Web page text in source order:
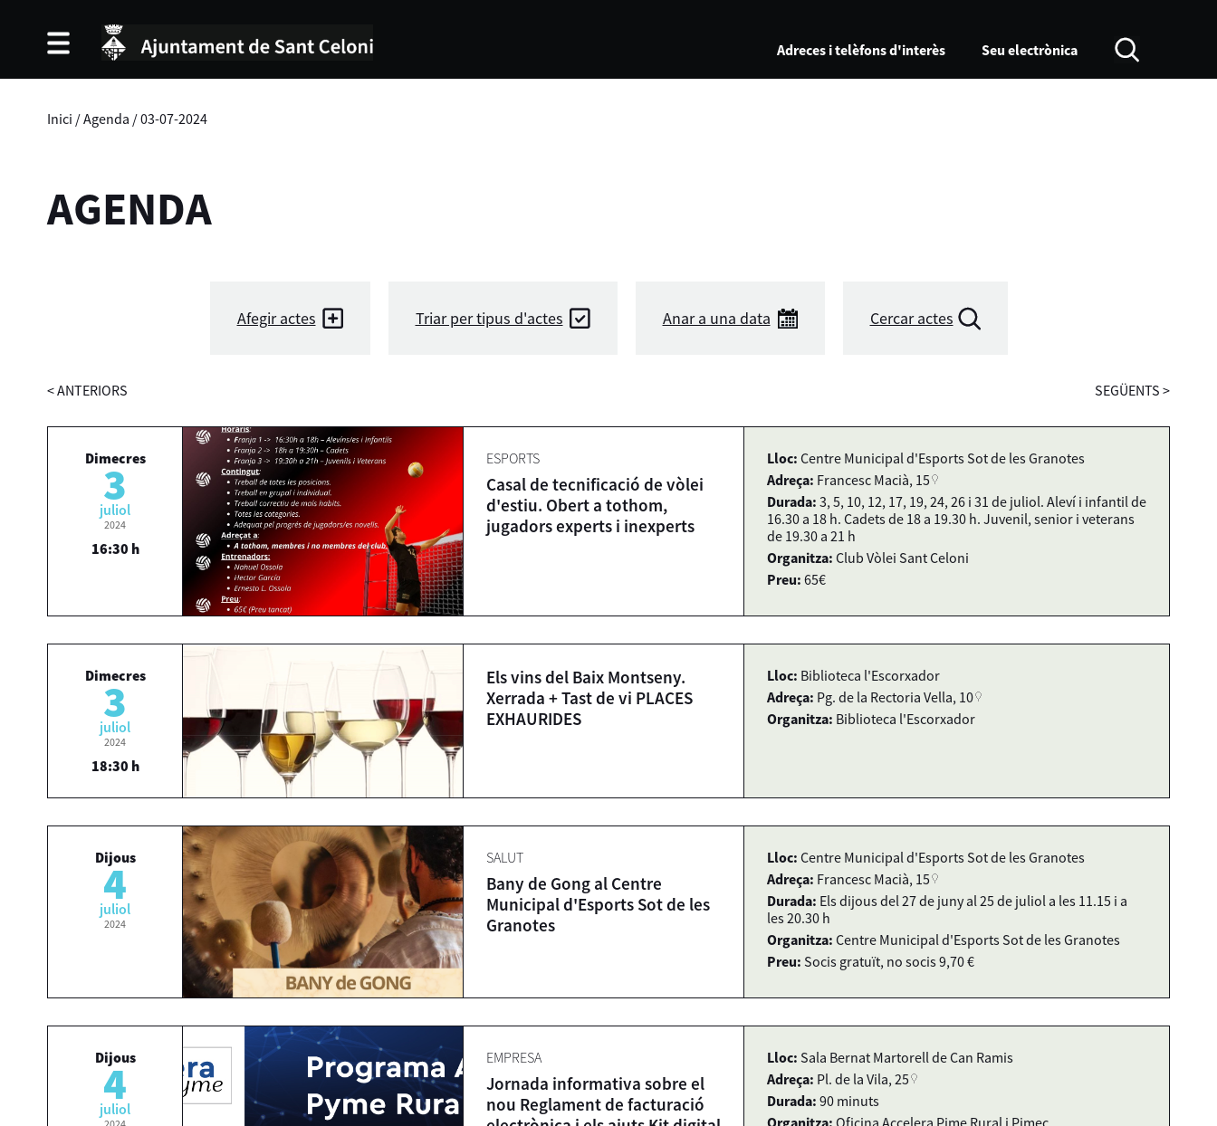
Adreces i telèfons d'interès Seu electrònica
Inici /Agenda /03-07-2024
AGENDA
Afegir actes Triar per tipus d'actes Anar a una data Cercar actes
<ANTERIORS SEGÜENTS >
Dimecres
3
juliol
2024
16:30 h
ESPORTS
Casal de tecnificació de vòlei
d'estiu. Obert a tothom,
jugadors experts i inexperts
Lloc: Centre Municipal d'Esports Sot de les Granotes
Adreça: Francesc Macià, 15
Durada: 3, 5, 10, 12, 17, 19, 24, 26 i 31 de juliol. Aleví i infantil de
16.30 a 18 h. Cadets de 18 a 19.30 h. Juvenil, senior i veterans
de 19.30 a 21 h
Organitza: Club Vòlei Sant Celoni
Preu: 65€
Dimecres
3
juliol
2024
18:30 h
Els vins del Baix Montseny.
Xerrada + Tast de vi PLACES
EXHAURIDES
Lloc: Biblioteca l'Escorxador
Adreça: Pg. de la Rectoria Vella, 10
Organitza: Biblioteca l'Escorxador
Dijous
4
juliol
2024
SALUT
Bany de Gong al Centre
Municipal d'Esports Sot de les
Granotes
Lloc: Centre Municipal d'Esports Sot de les Granotes
Adreça: Francesc Macià, 15
Durada: Els dijous del 27 de juny al 25 de juliol a les 11.15 i a
les 20.30 h
Organitza: Centre Municipal d'Esports Sot de les Granotes
Preu: Socis gratuït, no socis 9,70 €
Dijous
4
juliol
EMPRESA
Jornada informativa sobre el
nou Reglament de facturació
Lloc: Sala Bernat Martorell de Can Ramis
Adreça: Pl. de la Vila, 25
Durada: 90 minuts
Organitza: Oficina Accelera Pime Rural i Pimec